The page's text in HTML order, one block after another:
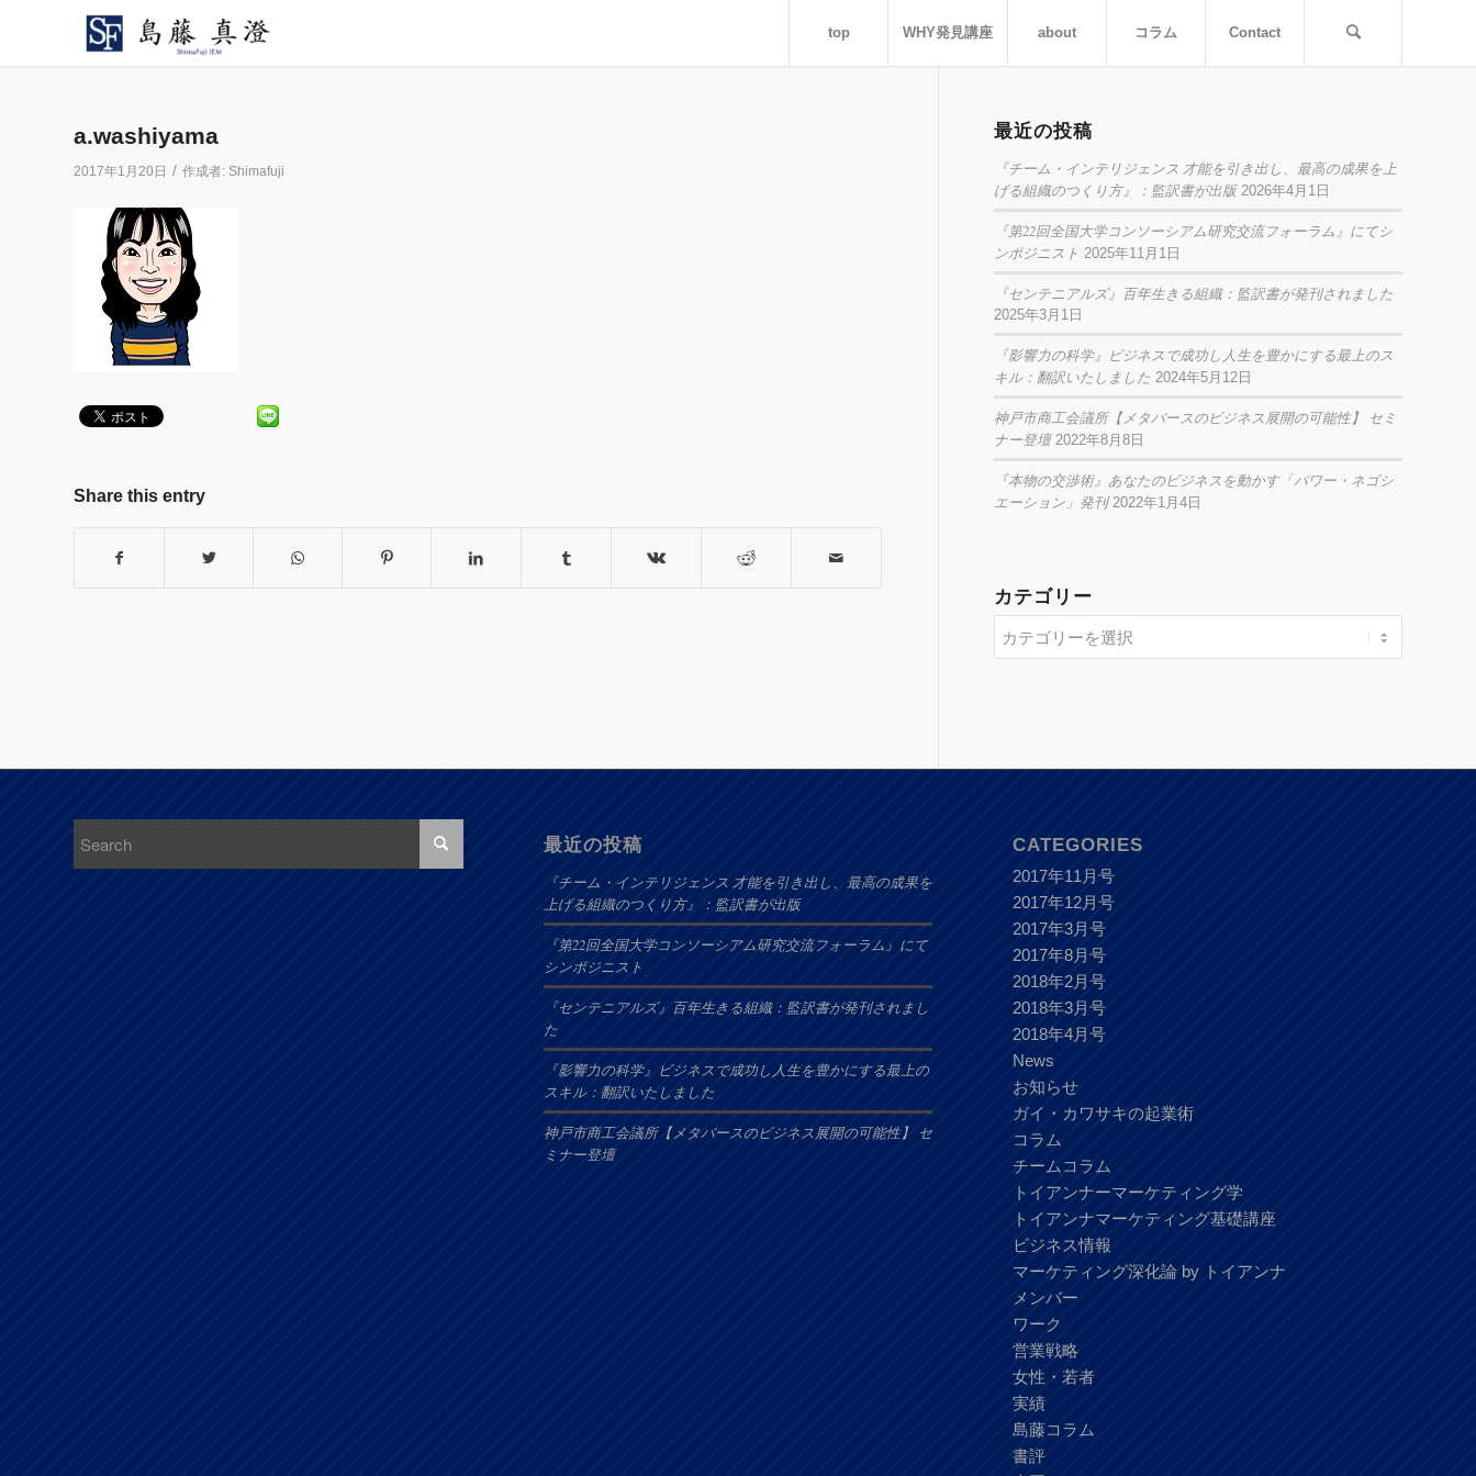
top WHY発見講座 about コラム Contact
a.washiyama
2017年1月20日 / 作成者: Shimafuji
Share this entry
最近の投稿
『チーム・インテリジェンス 才能を引き出し、最高の成果を上
げる組織のつくり方』：監訳書が出版 2026年4月1日
『第22回全国大学コンソーシアム研究交流フォーラム』にてシ
ンポジニスト 2025年11月1日
『センテニアルズ』百年生きる組織：監訳書が発刊されました
2025年3月1日
『影響力の科学』ビジネスで成功し人生を豊かにする最上のス
キル：翻訳いたしました 2024年5月12日
神戸市商工会議所【メタバースのビジネス展開の可能性】 セミ
ナー登壇 2022年8月8日
『本物の交渉術』あなたのビジネスを動かす「パワー・ネゴシ
エーション」発刊 2022年1月4日
カテゴリー
最近の投稿
『チーム・インテリジェンス 才能を引き出し、最高の成果を
上げる組織のつくり方』：監訳書が出版
『第22回全国大学コンソーシアム研究交流フォーラム』にて
シンポジニスト
『センテニアルズ』百年生きる組織：監訳書が発刊されまし
た
『影響力の科学』ビジネスで成功し人生を豊かにする最上の
スキル：翻訳いたしました
神戸市商工会議所【メタバースのビジネス展開の可能性】 セ
ミナー登壇
CATEGORIES
2017年11月号
2017年12月号
2017年3月号
2017年8月号
2018年2月号
2018年3月号
2018年4月号
News
お知らせ
ガイ・カワサキの起業術
コラム
チームコラム
トイアンナーマーケティング学
トイアンナマーケティング基礎講座
ビジネス情報
マーケティング深化論 by トイアンナ
メンバー
ワーク
営業戦略
女性・若者
実績
島藤コラム
書評